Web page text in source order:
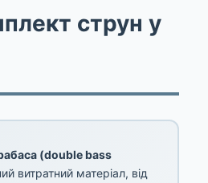
струн у
(double bass
витратний матеріал, від